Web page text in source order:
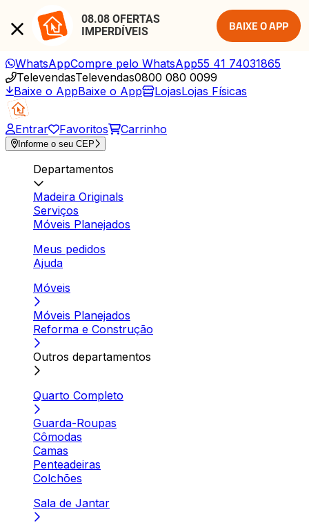
08.08 OFERTAS
IMPERDÍVEIS
BAIXE O APP
WhatsAppCompre pelo WhatsApp55 41 74031865
TelevendasTelevendas0800 080 0099
Baixe o AppBaixe o App LojasLojas Físicas
Entrar Favoritos Carrinho
Informe o seu CEP
Departamentos
Madeira Originals
Serviços
Móveis Planejados
Meus pedidos
Ajuda
Móveis
Móveis Planejados
Reforma e Construção
Outros departamentos
Quarto Completo
Guarda-Roupas
Cômodas
Camas
Penteadeiras
Colchões
Sala de Jantar